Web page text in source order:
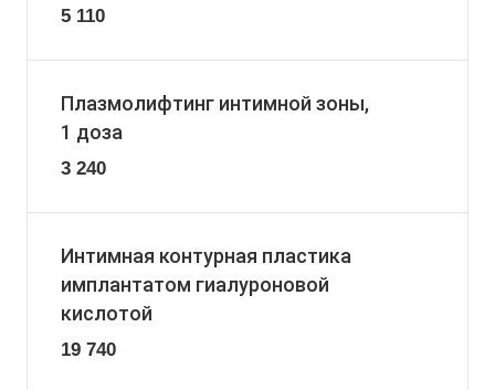
5 110
Плазмолифтинг интимной зоны,
1 доза
3 240
Интимная контурная пластика
имплантатом гиалуроновой
кислотой
19 740